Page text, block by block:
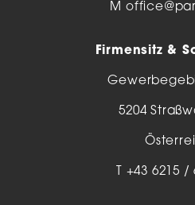
M
Firmensitz &
5204
+43 6215 /